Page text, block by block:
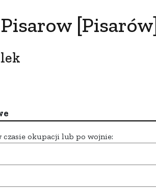
[Pisarów]
czasie okupacji lub po wojnie: